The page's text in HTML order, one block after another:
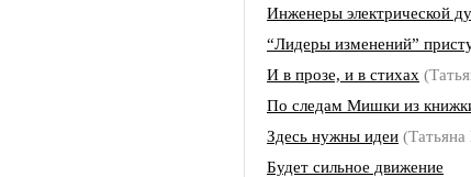
Инженеры электрической
“Лидеры изменений”
И в прозе, и в стихах
По следам Мишки из
Здесь нужны идеи
Будет сильное движение